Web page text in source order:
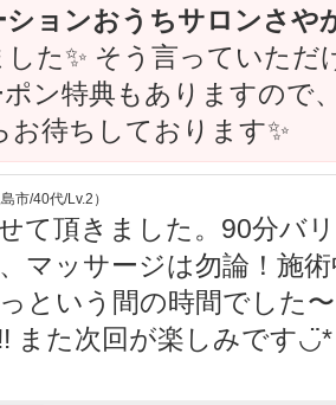
ションおうちサロンさや
した✨ そう言っていた
ポン特典もありますので
お待ちしております✨
市/40代/Lv.2）
て頂きました。90分バ
マッサージは勿論！施
という間の時間でした
また次回が楽しみです